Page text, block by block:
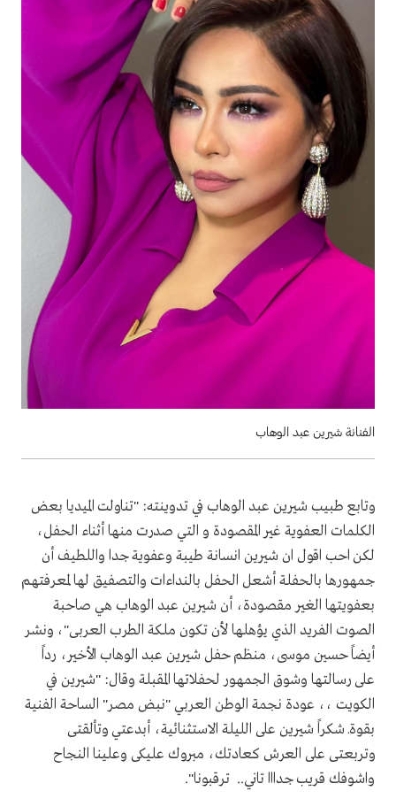
الفنانة شيرين عبد الوهاب
وتابع طبيب شيرين عبد الوهاب في تدوينته: "تناولت الميديا بعض
الكلمات العفوية غير المقصودة و التي صدرت منها أثناء الحفل،
لكن احب اقول ان شيرين انسانة طيبة وعفوية جدا واللطيف أن
جمهورها بالحفلة أشعل الحفل بالنداءات والتصفيق لها لمعرفتهم
بعفويتها الغير مقصودة، أن شيرين عبد الوهاب هي صاحبة
الصوت الفريد الذي يؤهلها لأن تكون ملكة الطرب العربى"، ونشر
أيضاً حسين موسى، منظم حفل شيرين عبد الوهاب الأخير، رداً
على رسالتها وشوق الجمهور لحفلاتها المقبلة وقال: "شيرين في
الكويت ،، عودة نجمة الوطن العربي "نبض مصر" الساحة الفنية
بقوةـ شكراً شيرين على الليلة الاستثنائية، أبدعتي وتألقتى
وتربعتى على العرش كعادتك، مبروك عليكى وعلينا النجاح
واشوفك قريب جدااا تاني.. ترقبونا".